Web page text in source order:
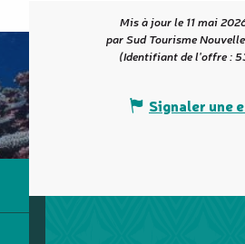
Mis à jour le 11 mai
par Sud Tourisme
(Identifiant de l'offre :
Signaler une